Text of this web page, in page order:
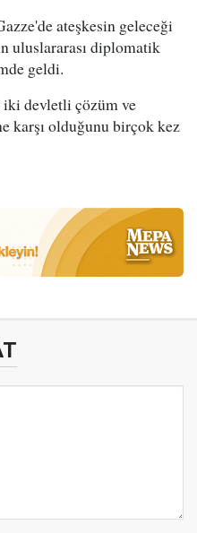
ateşkesin geleceği
uluslararası diplomatik
geldi.
iki devletli çözüm ve
karşı olduğunu birçok kez